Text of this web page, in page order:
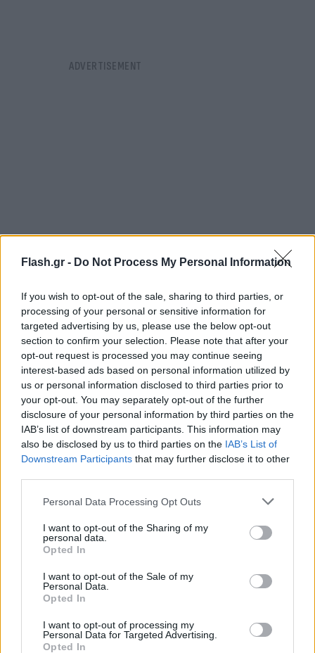
Flash.gr - Do Not Process My Personal Information
If you wish to opt-out of the sale, sharing to third parties, or
processing of your personal or sensitive information for
targeted advertising by us, please use the below opt-out
section to confirm your selection. Please note that after your
opt-out request is processed you may continue seeing
interest-based ads based on personal information utilized by
us or personal information disclosed to third parties prior to
your opt-out. You may separately opt-out of the further
disclosure of your personal information by third parties on the
IAB’s list of downstream participants. This information may
also be disclosed by us to third parties on the IAB’s List of
Downstream Participants that may further disclose it to other
Please note that this website/app uses one or more Google
not limited to your visit or usage behaviour. You may click to
grant or deny consent to Google and its third-party tags to
use your data for below specified purposes in below Google
consent section.
Personal Data Processing Opt Outs
I want to opt-out of the Sharing of my
personal data.
Opted In
I want to opt-out of the Sale of my
Personal Data.
Opted In
I want to opt-out of processing my
Personal Data for Targeted Advertising.
Opted In
Ο 27χρονος συνελήφθη το μεσημέρι της Δευτέρας
από τις αρχές, μετά από καταγγελία που έκανε η
19χρονη.
Η νεαρή κοπέλα, σύμφωνα με όσα κατήγγειλε,
βρισκόταν το απόγευμα της Κυριακής στο
παραλιακό μπαρ και διασκέδαζε με την παρέα της
και λίγες ώρες αργότερα έπεσε θύμα βιασμού από
τον 27χρονο.